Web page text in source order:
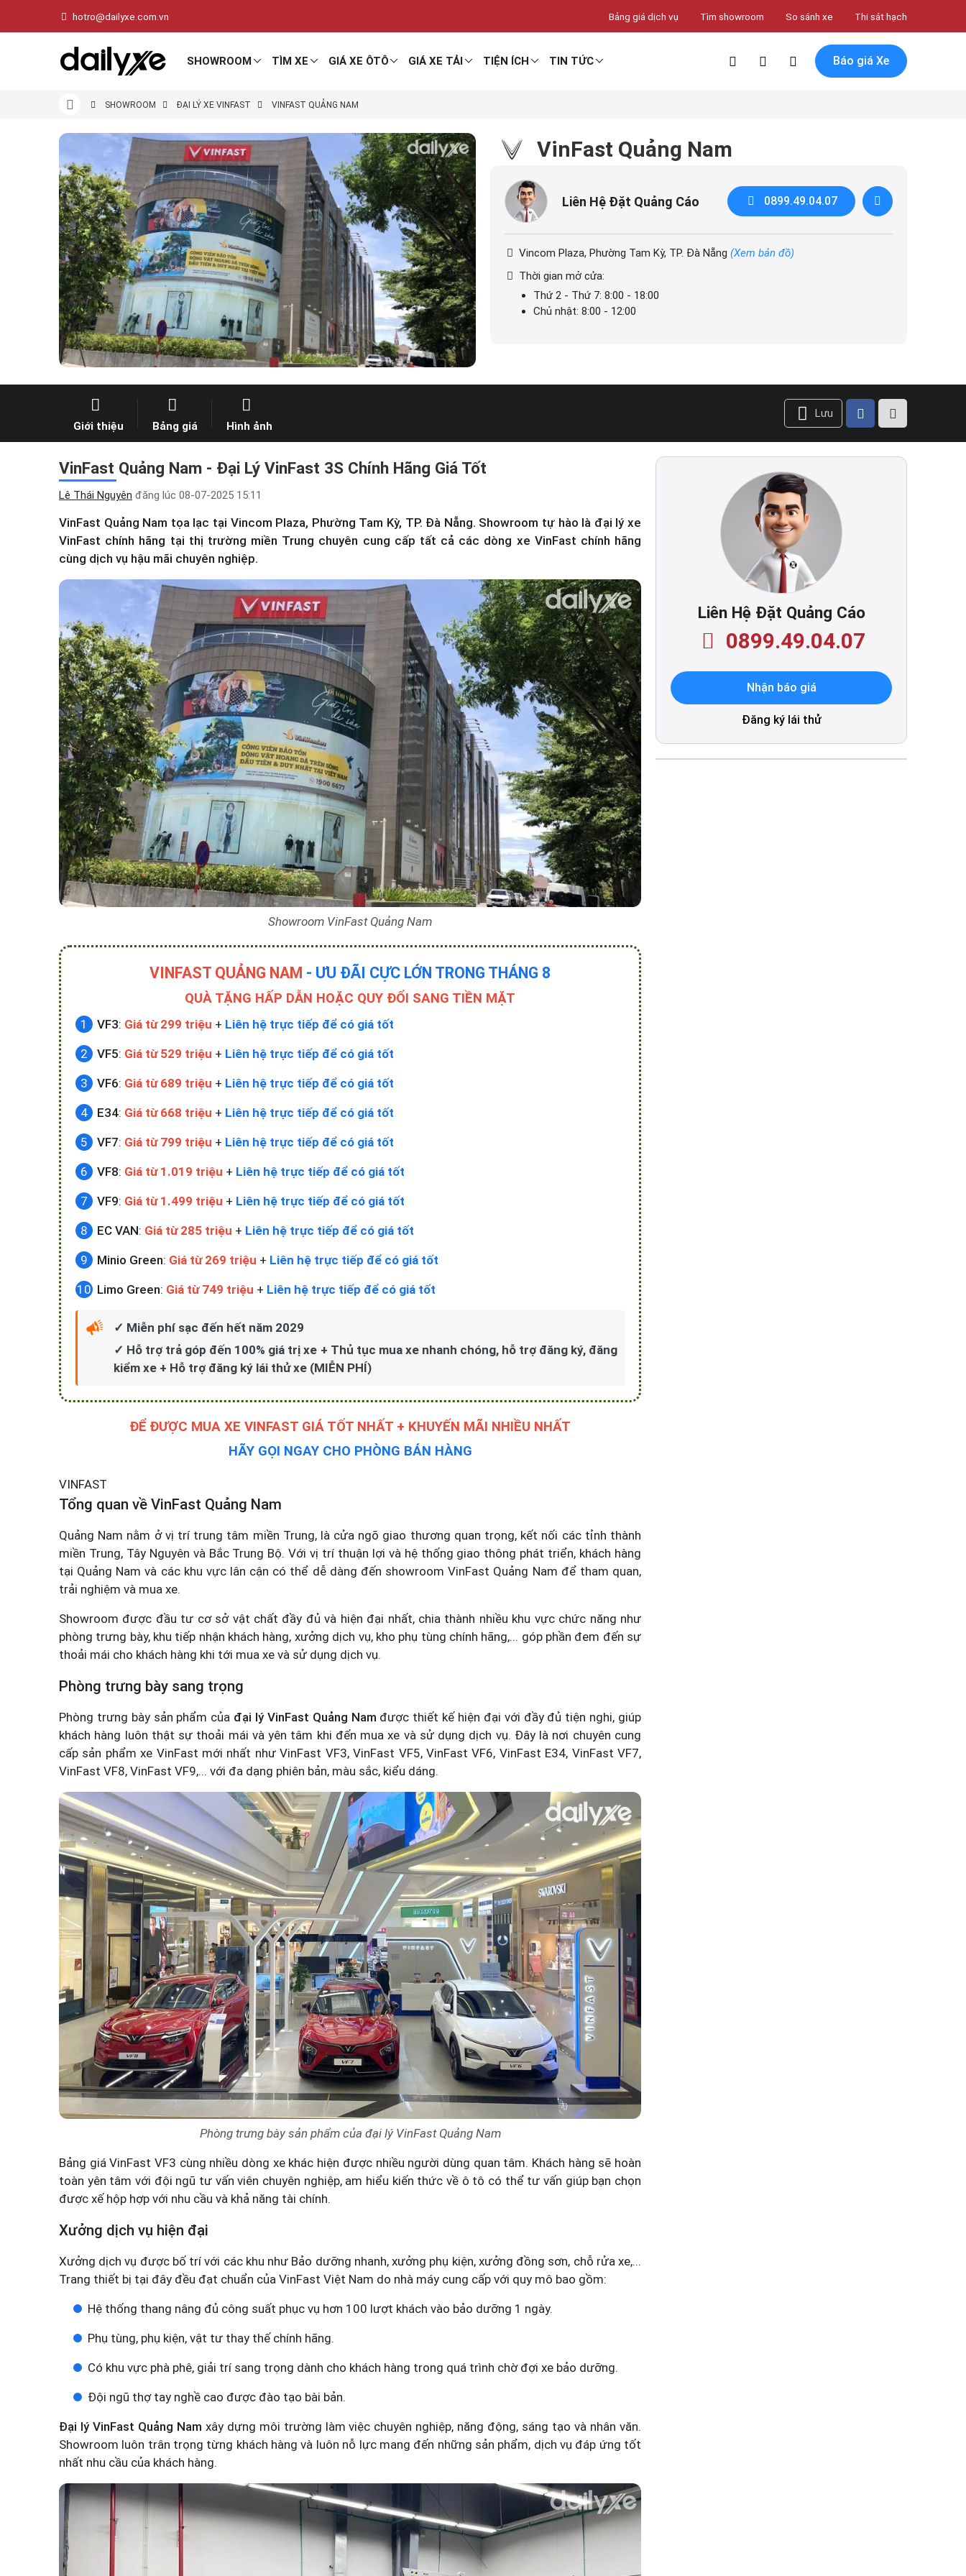
hotro@dailyxe.com.vn Bảng giá dịch vụ Tìm showroom So sánh xe Thi sát hạch
SHOWROOM TÌM XE GIÁ XE ÔTÔ GIÁ XE TẢI TIỆN ÍCH TIN TỨC Báo giá Xe
SHOWROOM ĐẠI LÝ XE VINFAST VINFAST QUẢNG NAM
VinFast Quảng Nam
Liên Hệ Đặt Quảng Cáo 0899.49.04.07
Vincom Plaza, Phường Tam Kỳ, TP. Đà Nẵng (Xem bản đồ)
Thời gian mở cửa:
Thứ 2 - Thứ 7: 8:00 - 18:00
Chủ nhật: 8:00 - 12:00
Giới thiệu Bảng giá Hình ảnh
Lưu
VinFast Quảng Nam - Đại Lý VinFast 3S Chính Hãng Giá Tốt
Lê Thái Nguyên đăng lúc 08-07-2025 15:11
VinFast Quảng Nam tọa lạc tại Vincom Plaza, Phường Tam Kỳ, TP. Đà Nẵng. Showroom tự hào là đại lý xe
VinFast chính hãng tại thị trường miền Trung chuyên cung cấp tất cả các dòng xe VinFast chính hãng
cùng dịch vụ hậu mãi chuyên nghiệp.
Showroom VinFast Quảng Nam
VINFAST QUẢNG NAM - ƯU ĐÃI CỰC LỚN TRONG THÁNG 8
QUÀ TẶNG HẤP DẪN HOẶC QUY ĐỔI SANG TIỀN MẶT
VF3: Giá từ 299 triệu + Liên hệ trực tiếp để có giá tốt
VF5: Giá từ 529 triệu + Liên hệ trực tiếp để có giá tốt
VF6: Giá từ 689 triệu + Liên hệ trực tiếp để có giá tốt
E34: Giá từ 668 triệu + Liên hệ trực tiếp để có giá tốt
VF7: Giá từ 799 triệu + Liên hệ trực tiếp để có giá tốt
VF8: Giá từ 1.019 triệu + Liên hệ trực tiếp để có giá tốt
VF9: Giá từ 1.499 triệu + Liên hệ trực tiếp để có giá tốt
EC VAN: Giá từ 285 triệu + Liên hệ trực tiếp để có giá tốt
Minio Green: Giá từ 269 triệu + Liên hệ trực tiếp để có giá tốt
Limo Green: Giá từ 749 triệu + Liên hệ trực tiếp để có giá tốt
✓ Miễn phí sạc đến hết năm 2029
✓ Hỗ trợ trả góp đến 100% giá trị xe + Thủ tục mua xe nhanh chóng, hỗ trợ đăng ký, đăng
kiểm xe + Hỗ trợ đăng ký lái thử xe (MIỄN PHÍ)
ĐỂ ĐƯỢC MUA XE VINFAST GIÁ TỐT NHẤT + KHUYẾN MÃI NHIỀU NHẤT
HÃY GỌI NGAY CHO PHÒNG BÁN HÀNG
VINFAST
Tổng quan về VinFast Quảng Nam
Quảng Nam nằm ở vị trí trung tâm miền Trung, là cửa ngõ giao thương quan trọng, kết nối các tỉnh thành
miền Trung, Tây Nguyên và Bắc Trung Bộ. Với vị trí thuận lợi và hệ thống giao thông phát triển, khách hàng
tại Quảng Nam và các khu vực lân cận có thể dễ dàng đến showroom VinFast Quảng Nam để tham quan,
trải nghiệm và mua xe.
Showroom được đầu tư cơ sở vật chất đầy đủ và hiện đại nhất, chia thành nhiều khu vực chức năng như
phòng trưng bày, khu tiếp nhận khách hàng, xưởng dịch vụ, kho phụ tùng chính hãng,... góp phần đem đến sự
thoải mái cho khách hàng khi tới mua xe và sử dụng dịch vụ.
Phòng trưng bày sang trọng
Phòng trưng bày sản phẩm của đại lý VinFast Quảng Nam được thiết kế hiện đại với đầy đủ tiện nghi, giúp
khách hàng luôn thật sự thoải mái và yên tâm khi đến mua xe và sử dụng dịch vụ. Đây là nơi chuyên cung
cấp sản phẩm xe VinFast mới nhất như VinFast VF3, VinFast VF5, VinFast VF6, VinFast E34, VinFast VF7,
VinFast VF8, VinFast VF9,... với đa dạng phiên bản, màu sắc, kiểu dáng.
Phòng trưng bày sản phẩm của đại lý VinFast Quảng Nam
Bảng giá VinFast VF3 cùng nhiều dòng xe khác hiện được nhiều người dùng quan tâm. Khách hàng sẽ hoàn
toàn yên tâm với đội ngũ tư vấn viên chuyên nghiệp, am hiểu kiến thức về ô tô có thể tư vấn giúp bạn chọn
được xế hộp hợp với nhu cầu và khả năng tài chính.
Xưởng dịch vụ hiện đại
Xưởng dịch vụ được bố trí với các khu như Bảo dưỡng nhanh, xưởng phụ kiện, xưởng đồng sơn, chỗ rửa xe,...
Trang thiết bị tại đây đều đạt chuẩn của VinFast Việt Nam do nhà máy cung cấp với quy mô bao gồm:
Hệ thống thang nâng đủ công suất phục vụ hơn 100 lượt khách vào bảo dưỡng 1 ngày.
Phụ tùng, phụ kiện, vật tư thay thế chính hãng.
Có khu vực phà phê, giải trí sang trọng dành cho khách hàng trong quá trình chờ đợi xe bảo dưỡng.
Đội ngũ thợ tay nghề cao được đào tạo bài bản.
Đại lý VinFast Quảng Nam xây dựng môi trường làm việc chuyên nghiệp, năng động, sáng tạo và nhân văn.
Showroom luôn trân trọng từng khách hàng và luôn nỗ lực mang đến những sản phẩm, dịch vụ đáp ứng tốt
nhất nhu cầu của khách hàng.
Liên Hệ Đặt Quảng Cáo
0899.49.04.07
Nhận báo giá
Đăng ký lái thử